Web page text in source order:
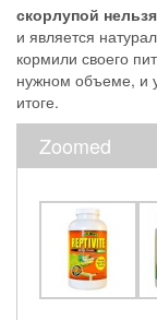
скорлупой нельзя
и является
кормили своего
нужном объеме, и
итоге.
Zoomed